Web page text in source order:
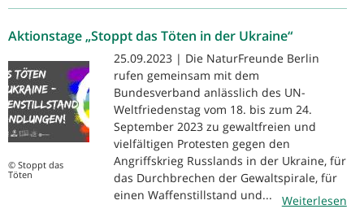
Aktionstage „Stoppt das Töten in der Ukraine“
© Stoppt das
Töten
25.09.2023 | Die NaturFreunde Berlin
rufen gemeinsam mit dem
Bundesverband anlässlich des UN-
Weltfriedenstag vom 18. bis zum 24.
September 2023 zu gewaltfreien und
vielfältigen Protesten gegen den
Angriffskrieg Russlands in der Ukraine, für
das Durchbrechen der Gewaltspirale, für
einen Waffenstillstand und...
Weiterlesen